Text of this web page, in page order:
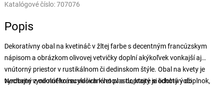
Katalógové číslo:707076
Popis
Dekoratívny obal na kvetináč v žltej farbe s decentným francúzskym
nápisom a obrázkom olivovej vetvičky doplní akýkoľvek vonkajší aj
vnútorný priestor v rustikálnom či dedinskom štýle. Obal na kvety je
vyrobený z odolného recyklovaného plastu, ktorý je odolný voči
Nechajte vyniknúť krásu vašich kvetov a doprajte si lichotivý doplnok,